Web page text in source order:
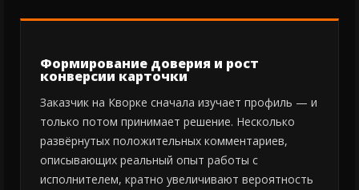
Формирование доверия и рост
конверсии карточки
Заказчик на Кворке сначала изучает профиль — и
только потом принимает решение. Несколько
развёрнутых положительных комментариев,
описывающих реальный опыт работы с
исполнителем, кратно увеличивают вероятность